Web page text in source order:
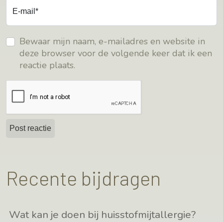
E-mail*
Bewaar mijn naam, e-mailadres en website in
deze browser voor de volgende keer dat ik een
reactie plaats.
Recente bijdragen
Wat kan je doen bij huisstofmijtallergie?